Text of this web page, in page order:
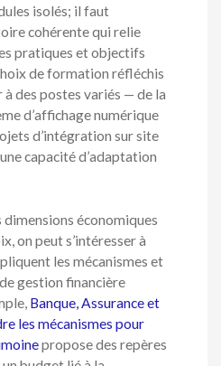
isolés; il faut
cohérente qui relie
pratiques et objectifs
de formation réfléchis
des postes variés — de la
d’affichage numérique
d’intégration sur site
capacité d’adaptation
économiques
on peut s’intéresser à
les mécanismes et
gestion financière
Banque, Assurance et
les mécanismes pour
propose des repères